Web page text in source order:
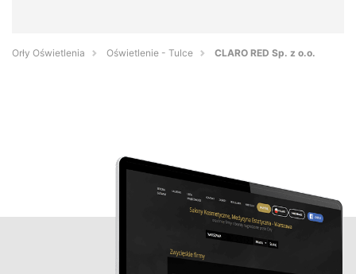
Orły Oświetlenia Oświetlenie - Tulce CLARO RED Sp. z o.o.